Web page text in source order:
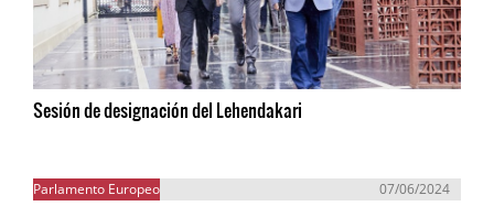
Sesión de designación del Lehendakari
Parlamento Europeo 07/06/2024